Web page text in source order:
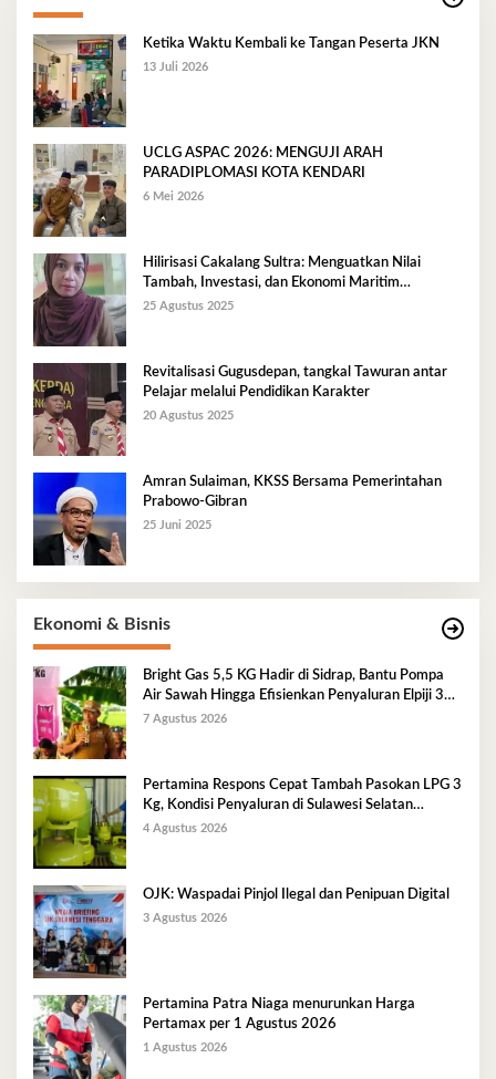
Ketika Waktu Kembali ke Tangan Peserta JKN
13 Juli 2026
UCLG ASPAC 2026: MENGUJI ARAH
PARADIPLOMASI KOTA KENDARI
6 Mei 2026
Hilirisasi Cakalang Sultra: Menguatkan Nilai
Tambah, Investasi, dan Ekonomi Maritim
Berkelanjutan
25 Agustus 2025
Revitalisasi Gugusdepan, tangkal Tawuran antar
Pelajar melalui Pendidikan Karakter
20 Agustus 2025
Amran Sulaiman, KKSS Bersama Pemerintahan
Prabowo-Gibran
25 Juni 2025
Ekonomi & Bisnis
Bright Gas 5,5 KG Hadir di Sidrap, Bantu Pompa
Air Sawah Hingga Efisienkan Penyaluran Elpiji 3
Kg
7 Agustus 2026
Pertamina Respons Cepat Tambah Pasokan LPG 3
Kg, Kondisi Penyaluran di Sulawesi Selatan
Berlangsung Kondusif
4 Agustus 2026
OJK: Waspadai Pinjol Ilegal dan Penipuan Digital
3 Agustus 2026
Pertamina Patra Niaga menurunkan Harga
Pertamax per 1 Agustus 2026
1 Agustus 2026